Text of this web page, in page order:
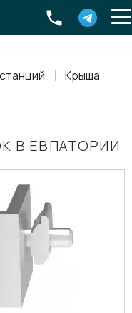
Крыша
В ЕВПАТОРИИ
Екатеринбург ,